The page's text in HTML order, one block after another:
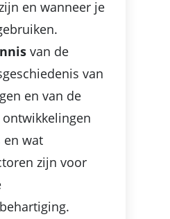
en wanneer je
van de
van
en van de
en wat
zijn voor